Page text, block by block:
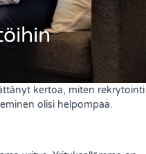
kertoa, miten rekrytointi
olisi helpompaa.